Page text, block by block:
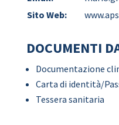
Sito Web:
DOCUMENTI
Documentazione
Carta di identità/
Tessera sanitaria